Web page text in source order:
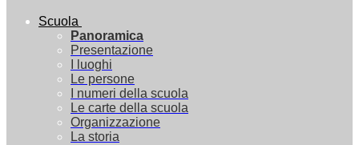
Scuola
Panoramica
Presentazione
I luoghi
Le persone
I numeri della scuola
Le carte della scuola
Organizzazione
La storia